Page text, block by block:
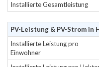
Installierte Gesamtleistung
PV-Leistung & PV-Strom in
Installierte Leistung pro
Einwohner